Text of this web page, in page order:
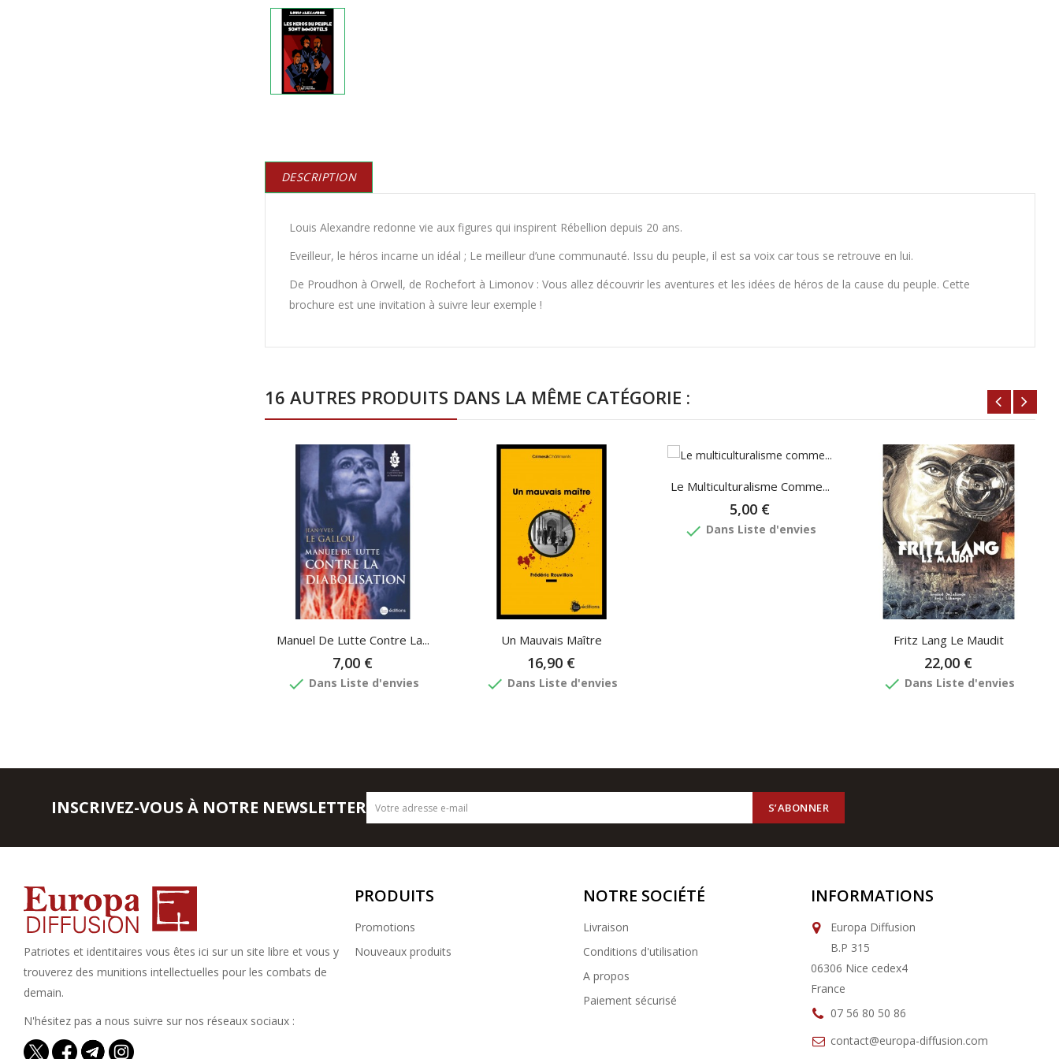
DESCRIPTION
Louis Alexandre redonne vie aux figures qui inspirent Rébellion depuis 20 ans.
Eveilleur, le héros incarne un idéal ; Le meilleur d’une communauté. Issu du peuple, il est sa voix car tous se retrouve en lui.
De Proudhon à Orwell, de Rochefort à Limonov : Vous allez découvrir les aventures et les idées de héros de la cause du peuple. Cette
brochure est une invitation à suivre leur exemple !
16 AUTRES PRODUITS DANS LA MÊME CATÉGORIE :
Manuel De Lutte Contre La...
7,00 €
done Dans Liste d'envies
Un Mauvais Maître
16,90 €
done Dans Liste d'envies
Le Multiculturalisme Comme...
5,00 €
done Dans Liste d'envies
Fritz Lang Le Maudit
22,00 €
done Dans Liste d'envies
INSCRIVEZ-VOUS À NOTRE NEWSLETTER
Patriotes et identitaires vous êtes ici sur un site libre et vous y
trouverez des munitions intellectuelles pour les combats de
demain.
N'hésitez pas a nous suivre sur nos réseaux sociaux :
PRODUITS
Promotions
Nouveaux produits
NOTRE SOCIÉTÉ
Livraison
Conditions d'utilisation
A propos
Paiement sécurisé
INFORMATIONS
Europa Diffusion
B.P 315
06306 Nice cedex4
France
07 56 80 50 86
contact@europa-diffusion.com